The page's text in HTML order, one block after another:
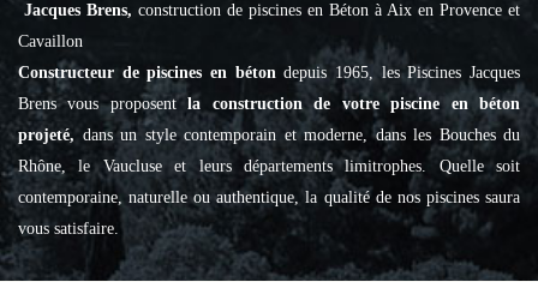
Jacques Brens, construction de piscines en Béton à Aix en Provence et
Cavaillon
Constructeur de piscines en bétondepuis 1965, les Piscines Jacques
Brens vous proposentla construction de votre piscine en béton
projeté, dans un style contemporain et moderne, dans les Bouches du
Rhône, le Vaucluse et leurs départements limitrophes. Quelle soit
contemporaine, naturelle ou authentique, la qualité de nos piscines saura
vous satisfaire.